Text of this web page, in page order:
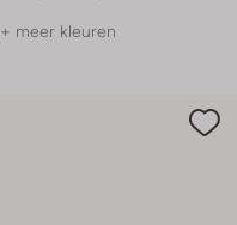
+ meer kleuren